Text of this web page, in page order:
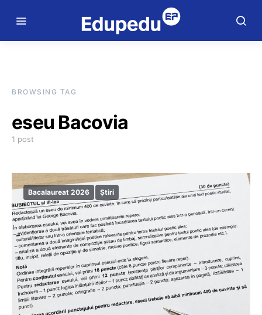
BROWSING TAG
eseu Bacovia
1 post
Bacalaureat 2026 Știri